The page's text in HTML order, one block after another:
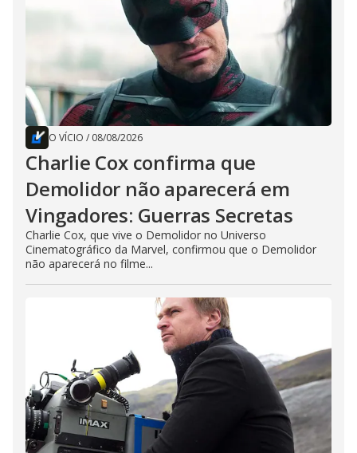
O VÍCIO / 08/08/2026
Charlie Cox confirma que
Demolidor não aparecerá em
Vingadores: Guerras Secretas
Charlie Cox, que vive o Demolidor no Universo
Cinematográfico da Marvel, confirmou que o Demolidor
não aparecerá no filme...